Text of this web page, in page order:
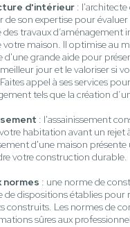
d'intérieur :
de son expertise pour
des travaux d’aménagement
votre maison. Il optimise au
d'une grande aide pour
jour et le valoriser si
appel à ses services
tels que la création
: l'assainissement
habitation avant un rejet
d'une maison
votre construction durable.
normes : une norme de
de dispositions établies pour
construits. Les normes de
sûres aux